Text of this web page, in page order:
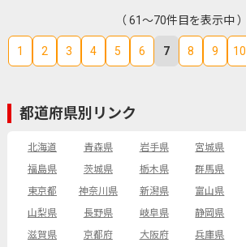
（ 61～70件目を表示中 ）
1 2 3 4 5 6 7 8 9 10
都道府県別リンク
北海道 青森県 岩手県 宮城県
福島県
茨城県 栃木県 群馬県
東京都
神奈川県 新潟県 富山県
山梨県
長野県 岐阜県 静岡県
滋賀県
京都府 大阪府 兵庫県